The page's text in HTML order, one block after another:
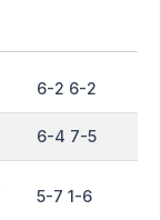
6-2 6-2
6-4 7-5
5-7 1-6